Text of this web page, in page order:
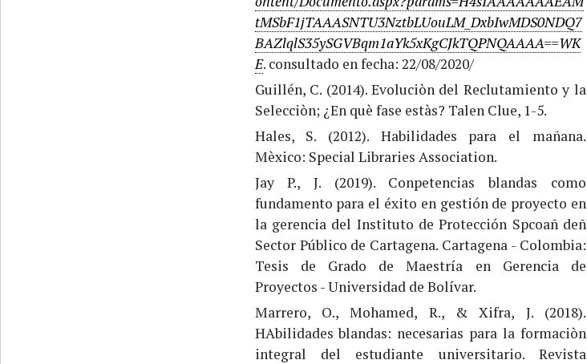
tMSbF1jTAAASNTU3NztbLUouLM_DxbIwMDS0NDQ7
BAZlqlS35ySGVBqm1aYk5xKgCJkTQPNQAAAA==WK
E. consultado en fecha: 22/08/2020/
Guillén, C. (2014). Evoluciòn del Reclutamiento y la
Selecciòn; ¿En què fase estàs? Talen Clue, 1-5.
Hales, S. (2012). Habilidades para el mañana.
Mèxico: Special Libraries Association.
Jay P., J. (2019). Conpetencias blandas como
fundamento para el éxito en gestión de proyecto en
la gerencia del Instituto de Protección Spcoañ deñ
Sector Público de Cartagena. Cartagena - Colombia:
Tesis de Grado de Maestría en Gerencia de
Proyectos - Universidad de Bolívar.
Marrero, O., Mohamed, R., & Xifra, J. (2018).
HAbilidades blandas: necesarias para la formaciòn
integral del estudiante universitario. Revista